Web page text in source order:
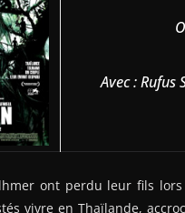
Avec : Rufus
ont perdu leur fils
vivre en Thaïlande,